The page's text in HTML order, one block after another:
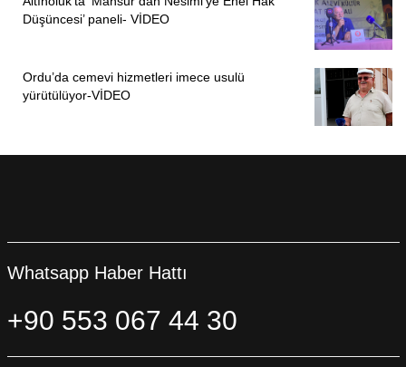
Düşüncesi’ paneli- VİDEO
Ordu’da cemevi hizmetleri imece usulü
yürütülüyor-VİDEO
Whatsapp Haber Hattı
+90 553 067 44 30